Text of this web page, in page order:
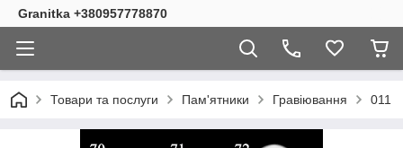
Granitka +380957778870
Товари та послуги Пам'ятники Гравіювання 011